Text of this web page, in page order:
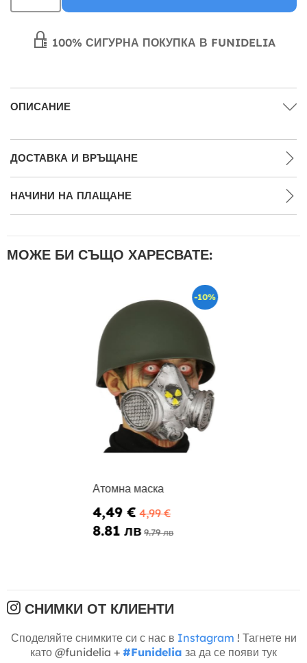
100% СИГУРНА ПОКУПКА В FUNIDELIA
ОПИСАНИЕ
ДОСТАВКА И ВРЪЩАНЕ
НАЧИНИ НА ПЛАЩАНЕ
МОЖЕ БИ СЪЩО ХАРЕСВАТЕ:
-10%
Атомна маска
4,49 € 4,99 €
8.81 лв 9.79 лв
СНИМКИ ОТ КЛИЕНТИ
Споделяйте снимките си с нас в Instagram ! Тагнете ни
като @funidelia + #Funidelia за да се появи тук